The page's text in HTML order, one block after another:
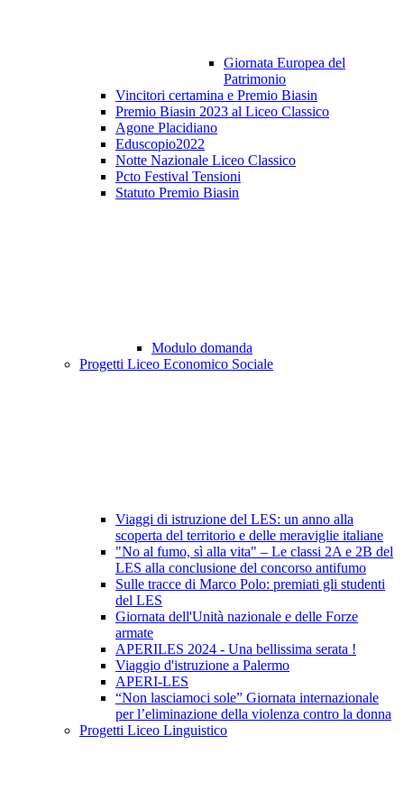
Giornata Europea del
Patrimonio
Vincitori certamina e Premio Biasin
Premio Biasin 2023 al Liceo Classico
Agone Placidiano
Eduscopio2022
Notte Nazionale Liceo Classico
Pcto Festival Tensioni
Statuto Premio Biasin
Modulo domanda
Progetti Liceo Economico Sociale
Viaggi di istruzione del LES: un anno alla
scoperta del territorio e delle meraviglie italiane
"No al fumo, sì alla vita" – Le classi 2A e 2B del
LES alla conclusione del concorso antifumo
Sulle tracce di Marco Polo: premiati gli studenti
del LES
Giornata dell'Unità nazionale e delle Forze
armate
APERILES 2024 - Una bellissima serata !
Viaggio d'istruzione a Palermo
APERI-LES
“Non lasciamoci sole” Giornata internazionale
per l’eliminazione della violenza contro la donna
Progetti Liceo Linguistico